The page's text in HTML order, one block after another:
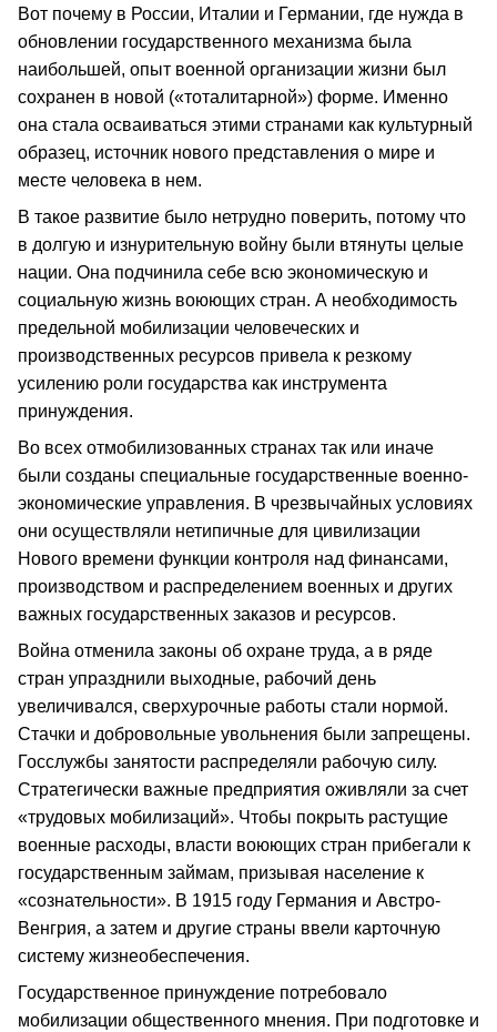
Вот почему в России, Италии и Германии, где нужда в
обновлении государственного механизма была
наибольшей, опыт военной организации жизни был
сохранен в новой («тоталитарной») форме. Именно
она стала осваиваться этими странами как культурный
образец, источник нового представления о мире и
месте человека в нем.
В такое развитие было нетрудно поверить, потому что
в долгую и изнурительную войну были втянуты целые
нации. Она подчинила себе всю экономическую и
социальную жизнь воюющих стран. А необходимость
предельной мобилизации человеческих и
производственных ресурсов привела к резкому
усилению роли государства как инструмента
принуждения.
Во всех отмобилизованных странах так или иначе
были созданы специальные государственные военно-
экономические управления. В чрезвычайных условиях
они осуществляли нетипичные для цивилизации
Нового времени функции контроля над финансами,
производством и распределением военных и других
важных государственных заказов и ресурсов.
Война отменила законы об охране труда, а в ряде
стран упразднили выходные, рабочий день
увеличивался, сверхурочные работы стали нормой.
Стачки и добровольные увольнения были запрещены.
Госслужбы занятости распределяли рабочую силу.
Стратегически важные предприятия оживляли за счет
«трудовых мобилизаций». Чтобы покрыть растущие
военные расходы, власти воюющих стран прибегали к
государственным займам, призывая население к
«сознательности». В 1915 году Германия и Австро-
Венгрия, а затем и другие страны ввели карточную
систему жизнеобеспечения.
Государственное принуждение потребовало
мобилизации общественного мнения. При подготовке и